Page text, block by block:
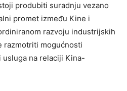
produbiti suradnju vezano
promet između Kine i
razvoju industrijskih
razmotriti mogućnosti
usluga na relaciji Kina-